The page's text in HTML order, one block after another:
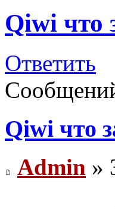
Qiwi что
Ответить
Qiwi что
Admin »